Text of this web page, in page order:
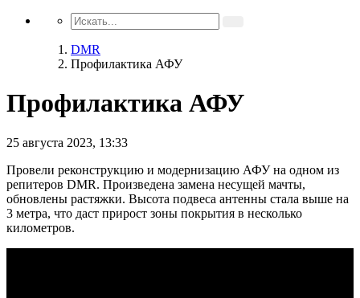
DMR
Профилактика АФУ
Профилактика АФУ
25 августа 2023, 13:33
Провели реконструкцию и модернизацию АФУ на одном из
репитеров DMR. Произведена замена несущей мачты,
обновлены растяжки. Высота подвеса антенны стала выше на
3 метра, что даст прирост зоны покрытия в несколько
километров.